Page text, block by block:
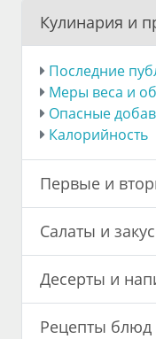
Кулинария и
Последние
Меры веса и
Опасные
Калорийность
Первые и
Салаты и
Десерты и
Рецепты блюд